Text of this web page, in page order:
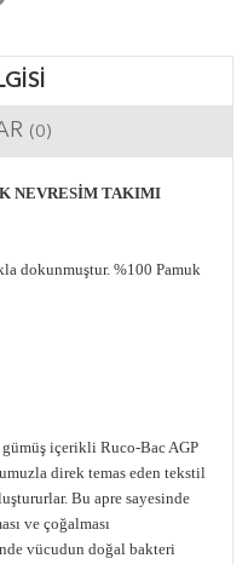
(0)
NEVRESİM TAKIMI
dokunmuştur. %100 Pamuk
içerikli Ruco-Bac AGP
direk temas eden tekstil
Bu apre sayesinde
ve çoğalması
vücudun doğal bakteri